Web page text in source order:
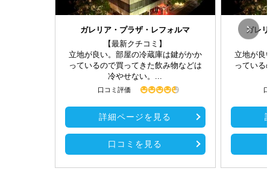
ガレリア・プラザ・レフォルマ
【最新クチコミ】
立地が良い。部屋の冷蔵庫は鍵がかか
っているので買ってきた飲み物などは
冷やせない。...
口コミ評価
詳細ページを見る
口コミを見る
ガレ
立地が良
っている